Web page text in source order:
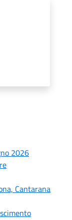
2026
Cantarana